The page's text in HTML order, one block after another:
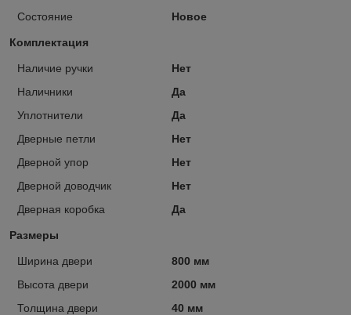
Состояние
Новое
Комплектация
Наличие ручки
Нет
Наличники
Да
Уплотнители
Да
Дверные петли
Нет
Дверной упор
Нет
Дверной доводчик
Нет
Дверная коробка
Да
Размеры
Ширина двери
800 мм
Высота двери
2000 мм
Толщина двери
40 мм